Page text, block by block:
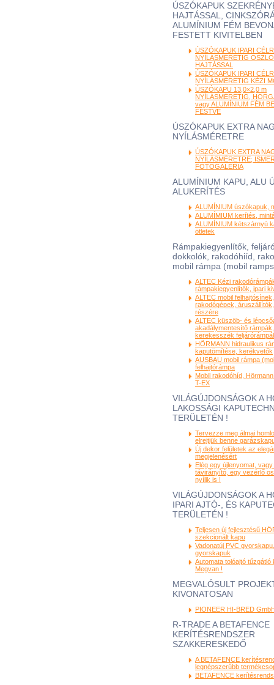
ÚSZÓKAPUK
HAJTÁSSAL,
ALUMÍNIUM FÉM
FESTETT KIVITELBEN
ÚSZÓKAPUK IPARI
NYÍLÁSMÉRETIG
HAJTÁSSAL
ÚSZÓKAPUK IPARI
NYÍLÁSMÉRETIG KÉZI
ÚSZÓKAPU 13,0×2,0 m
NYÍLÁSMÉRETIG,
vagy ALUMÍNIUM FÉM
FESTVE
ÚSZÓKAPUK EXTRA
NYÍLÁSMÉRETRE
ÚSZÓKAPUK EXTRA
NYÍLÁSMÉRETRE;
FOTÓGALÉRIA
ALUMÍNIUM KAPU, ALU
ALUKERÍTÉS
ALUMÍNIUM úszókapuk,
ALUMÍMIUM kerítés,
ALUMÍNIUM kétszárnyú
ötletek
Rámpakiegyenlítők,
dokkolók, rakodóhiíd,
mobil rámpa (mobil
ALTEC Kézi
rámpakiegyenlítők, ipari
ALTEC mobil
rakodógépek,
részére
ALTEC küszöb- és
akadálymentesítő
kerekesszék
HÖRMANN hidraulikus
kaputömítése, kerékvetők
AUSBAU mobil rámpa
felhajtórámpa
Mobil rakodóhíd,
T-EX
VILÁGÚJDONSÁGOK A
LAKOSSÁGI
TERÜLETÉN !
Tervezze meg álmai
elrejtjük benne
Új dekor felületek az
megjelenésért
Elég egy újlenyomat,
távirányító, egy vezérlő
nyílik is !
VILÁGÚJDONSÁGOK A
IPARI AJTÓ-, ÉS
TERÜLETÉN !
Teljesen új fejlesztésű
szekcionált kapu
Vadonatúj PVC
gyorskapuk
Automata tolóajtó tűzgátló
Megvan !
MEGVALÓSULT
KIVONATOSAN
PIONEER HI-BRED
R-TRADE A BETAFENCE
KERÍTÉSRENDSZER
SZAKKERESKEDŐ
A BETAFENCE
legnépszerűbb
BETAFENCE